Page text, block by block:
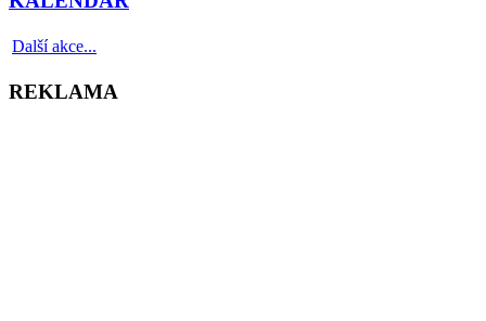
Další akce...
REKLAMA